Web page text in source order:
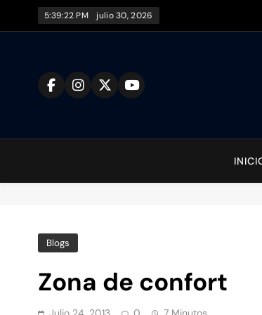
5:39:23 PM julio 30, 2026
Blogs
Zona de confort